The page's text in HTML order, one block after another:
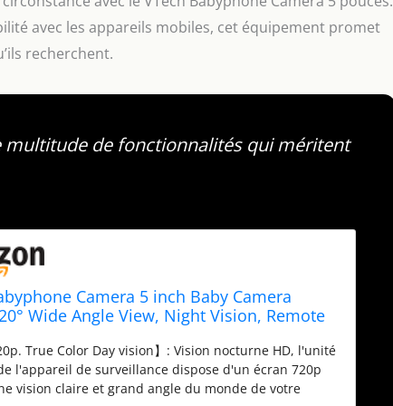
avec les appareils mobiles, cet équipement promet
recherchent.
multitude de fonctionnalités qui méritent
Camera 5 inch Baby Camera
Wide Angle View, Night Vision, Remote
WiFi, VM901-1W
True Color Day vision】: Vision nocturne HD, l'unité
l'appareil de surveillance dispose d'un écran 720p
vision claire et grand angle du monde de votre